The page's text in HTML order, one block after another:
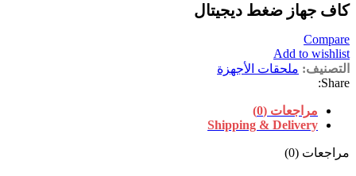
كاف جهاز ضغط ديجيتال
Compare
Add to wishlist
التصنيف: ملحقات الأجهزة
Share:
مراجعات (0)
Shipping & Delivery
مراجعات (0)